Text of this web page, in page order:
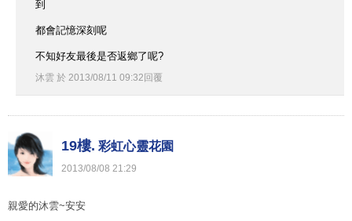
到
都會記憶深刻呢
不知好友最後是否返鄉了呢?
沐雲 於 2013/08/11 09:32 回覆
19樓. 彩虹心靈花園
2013/08/08 21:29
親愛的沐雲~安安